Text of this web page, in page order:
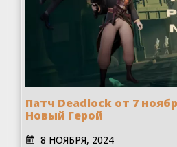
Патч Deadlock от 7
Новый Герой
8 НОЯБРЯ, 2024